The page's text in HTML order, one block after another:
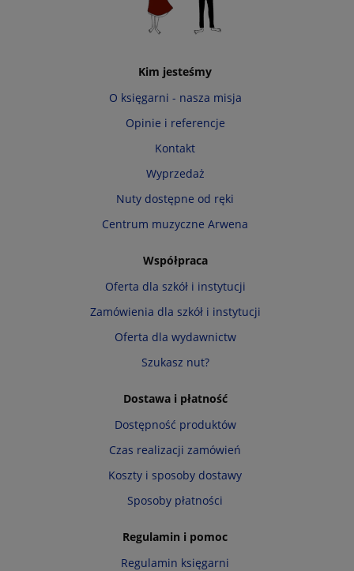
Kim jesteśmy
O księgarni - nasza misja
Opinie i referencje
Kontakt
Wyprzedaż
Nuty dostępne od ręki
Centrum muzyczne Arwena
Współpraca
Oferta dla szkół i instytucji
Zamówienia dla szkół i instytucji
Oferta dla wydawnictw
Szukasz nut?
Dostawa i płatność
Dostępność produktów
Czas realizacji zamówień
Koszty i sposoby dostawy
Sposoby płatności
Regulamin i pomoc
Regulamin księgarni